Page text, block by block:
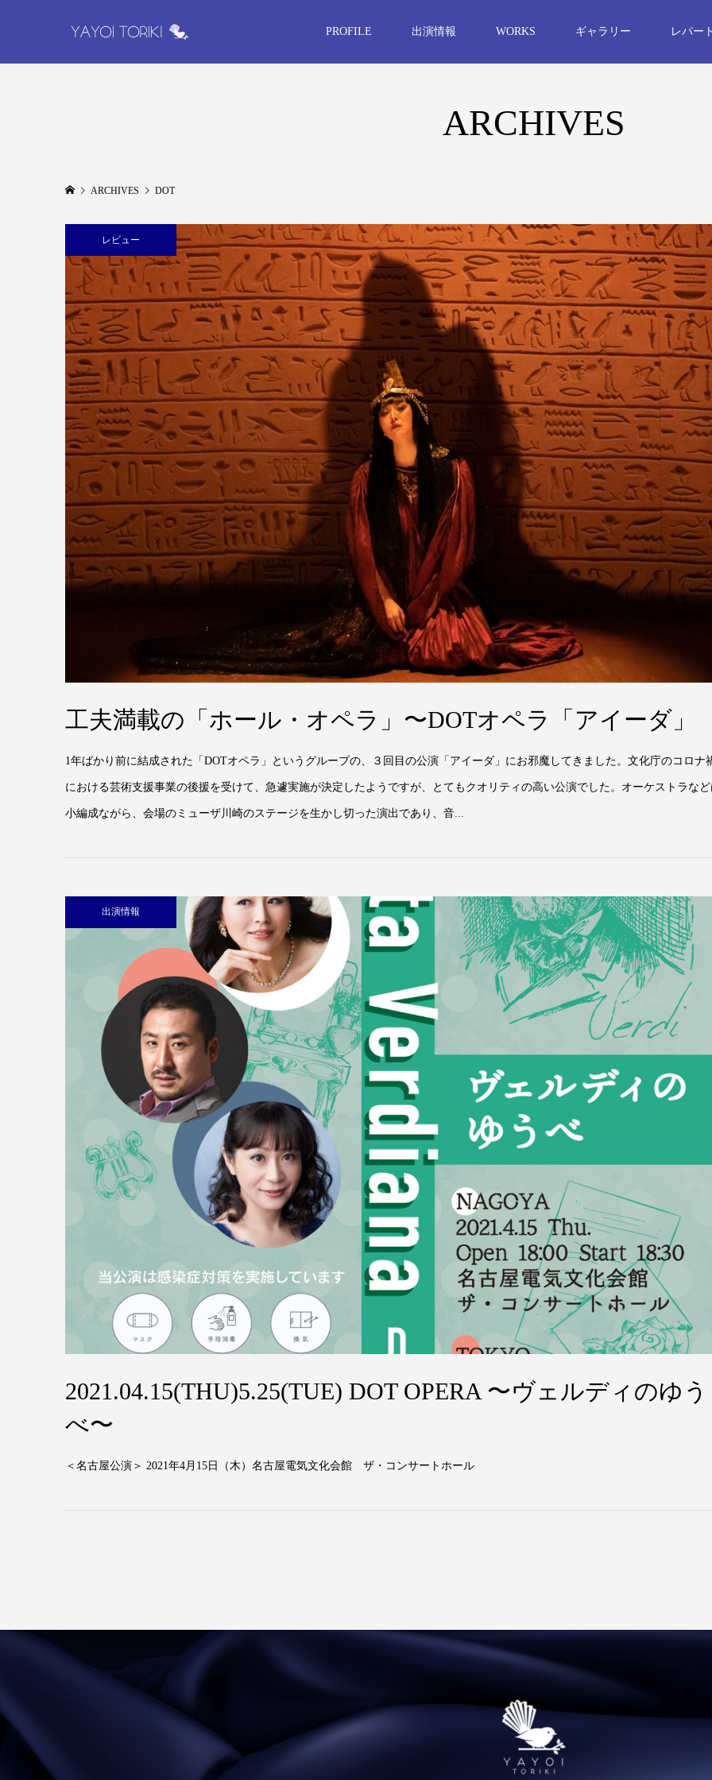
PROFILE 出演情報 WORKS ギャラリー レパー
ARCHIVES
ARCHIVES DOT
レビュー
工夫満載の「ホール・オペラ」〜DOTオペラ「アイーダ」
1年ばかり前に結成された「DOTオペラ」というグループの、３回目の公演「アイーダ」にお邪魔してきました。文化庁のコロナ
における芸術支援事業の後援を受けて、急遽実施が決定したようですが、とてもクオリティの高い公演でした。オーケストラな
小編成ながら、会場のミューザ川崎のステージを生かし切った演出であり、音...
出演情報
2021.04.15(THU)5.25(TUE) DOT OPERA 〜ヴェルディのゆう
べ〜
＜名古屋公演＞ 2021年4月15日（木）名古屋電気文化会館 ザ・コンサートホール